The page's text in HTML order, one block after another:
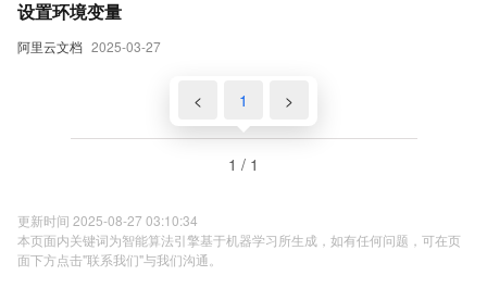
阿里云文档 2025-03-27
设置环境变量
< 1 >
1 / 1
更新时间 2025-08-27 03:10:34
本页面内关键词为智能算法引擎基于机器学习所生成，如有任何问题，可在页
面下方点击"联系我们"与我们沟通。